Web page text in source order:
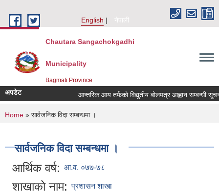
English
नेपाली
Chautara Sangachokgadhi
Municipality
Bagmati Province
अपडेट आन्तरिक आय तर्फको विद्युतीय बोलपत्र आह्वान सम्बन्धी सूचना
You are here
Home » सार्वजनिक विदा सम्बन्धमा ।
सार्वजनिक विदा सम्बन्धमा ।
आर्थिक वर्ष: आ.व. ०७७-७८
शाखाको नाम: प्रशासन शाखा